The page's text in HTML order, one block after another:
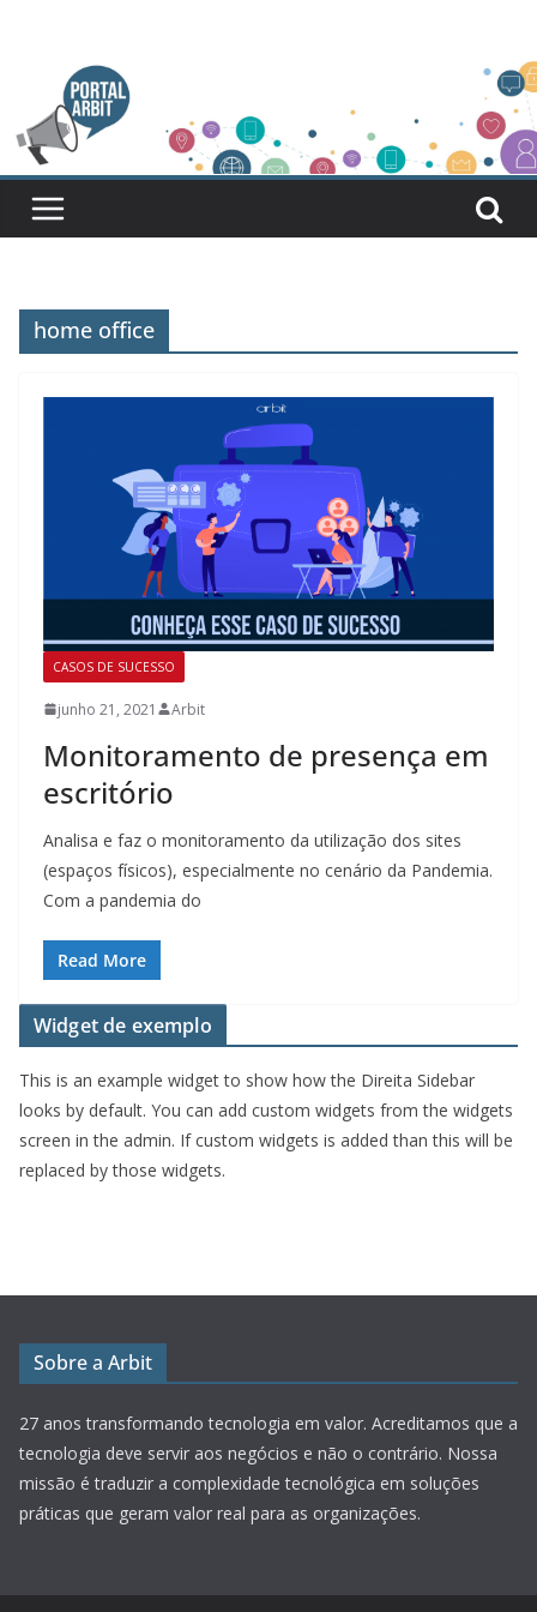
conteúdo
home office
CASOS DE SUCESSO
junho 21, 2021 Arbit
Monitoramento de presença em
escritório
Analisa e faz o monitoramento da utilização dos sites
(espaços físicos), especialmente no cenário da Pandemia.
Com a pandemia do
Read More
Widget de exemplo
This is an example widget to show how the Direita Sidebar
looks by default. You can add custom widgets from the widgets
screen in the admin. If custom widgets is added than this will be
replaced by those widgets.
Sobre a Arbit
27 anos transformando tecnologia em valor. Acreditamos que a
tecnologia deve servir aos negócios e não o contrário. Nossa
missão é traduzir a complexidade tecnológica em soluções
práticas que geram valor real para as organizações.